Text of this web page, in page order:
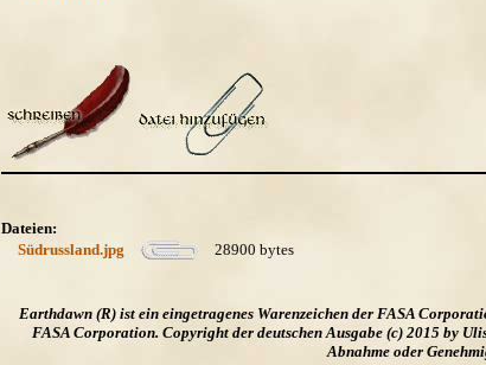
Dateien:
Südrussland.jpg
28900 bytes
Earthdawn (R) ist ein eingetragenes Warenzeichen der FASA
FASA Corporation. Copyright der deutschen Ausgabe (c) 2015 by
Abnahme oder